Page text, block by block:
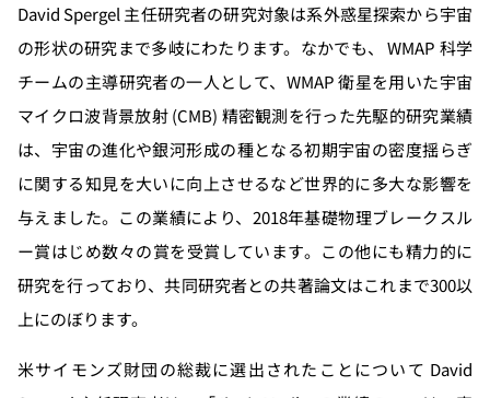
David Spergel 主任研究者の研究対象は系外惑星探索から宇宙
の形状の研究まで多岐にわたります。なかでも、 WMAP 科学
チームの主導研究者の一人として、WMAP 衛星を用いた宇宙
マイクロ波背景放射 (CMB) 精密観測を行った先駆的研究業績
は、宇宙の進化や銀河形成の種となる初期宇宙の密度揺らぎ
に関する知見を大いに向上させるなど世界的に多大な影響を
与えました。この業績により、2018年基礎物理ブレークスル
ー賞はじめ数々の賞を受賞しています。この他にも精力的に
研究を行っており、共同研究者との共著論文はこれまで300以
上にのぼります。
米サイモンズ財団の総裁に選出されたことについて David